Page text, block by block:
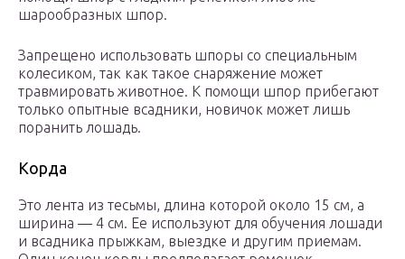
шарообразных шпор.
Запрещено использовать шпоры со специальным
колесиком, так как такое снаряжение может
травмировать животное. К помощи шпор прибегают
только опытные всадники, новичок может лишь
поранить лошадь.
Корда
Это лента из тесьмы, длина которой около 15 см, а
ширина — 4 см. Ее используют для обучения лошади
и всадника прыжкам, выездке и другим приемам.